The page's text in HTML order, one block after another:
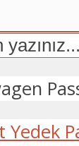
Yedek